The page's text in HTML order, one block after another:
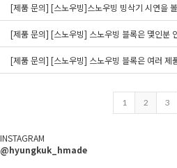
[제품 문의] [스노우빙]스노우빙 빙삭기 시연을
[제품 문의] [스노우빙] 스노우빙 블록은 몇인분
[제품 문의] [스노우빙] 스노우빙 블록은 여러 제
1 2 3
INSTAGRAM
@hyungkuk_hmade